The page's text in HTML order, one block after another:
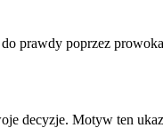
prawdy poprzez
decyzje. Motyw ten